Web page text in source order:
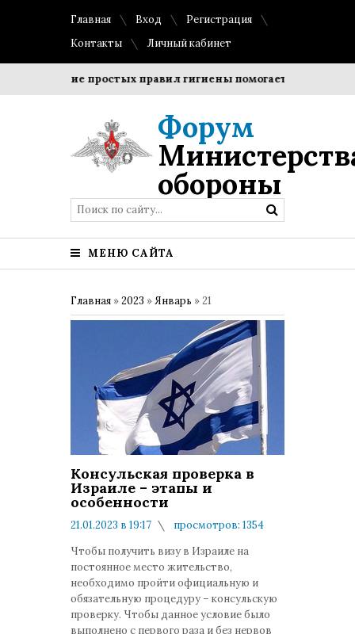
Главная Вход
Регистрация
Контакты
Личный кабинет
Соблюдение простых правил гигиены помогает сохранить
Форум
обороны
МЕНЮ САЙТА
Главная »2023 »Январь »21
Консульская проверка в
Израиле – этапы и
особенности
21.01.2023 в 19:17
просмотров: 1354
Чтобы получить визу в Израиле на
постоянное место жительство,
необходимо пройти официальную и
обязательную процедуру – консульскую
проверку. Чтобы данное условие было
выполнено с первого раза и без нервов